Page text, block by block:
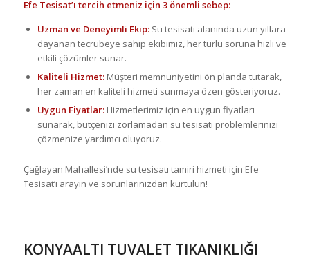
Efe Tesisat’ı tercih etmeniz için 3 önemli sebep:
Uzman ve Deneyimli Ekip:Su tesisatı alanında uzun yıllara
dayanan tecrübeye sahip ekibimiz, her türlü soruna hızlı ve
etkili çözümler sunar.
Kaliteli Hizmet:Müşteri memnuniyetini ön planda tutarak,
her zaman en kaliteli hizmeti sunmaya özen gösteriyoruz.
Uygun Fiyatlar:Hizmetlerimiz için en uygun fiyatları
sunarak, bütçenizi zorlamadan su tesisatı problemlerinizi
çözmenize yardımcı oluyoruz.
Çağlayan Mahallesi’nde su tesisatı tamiri hizmeti için Efe
Tesisat’ı arayın ve sorunlarınızdan kurtulun!
KONYAALTI TUVALET TIKANIKLIĞI